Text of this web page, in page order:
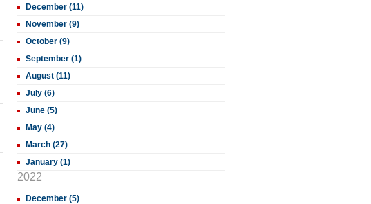
December (11)
November (9)
October (9)
September (1)
August (11)
July (6)
June (5)
May (4)
March (27)
January (1)
2022
December (5)